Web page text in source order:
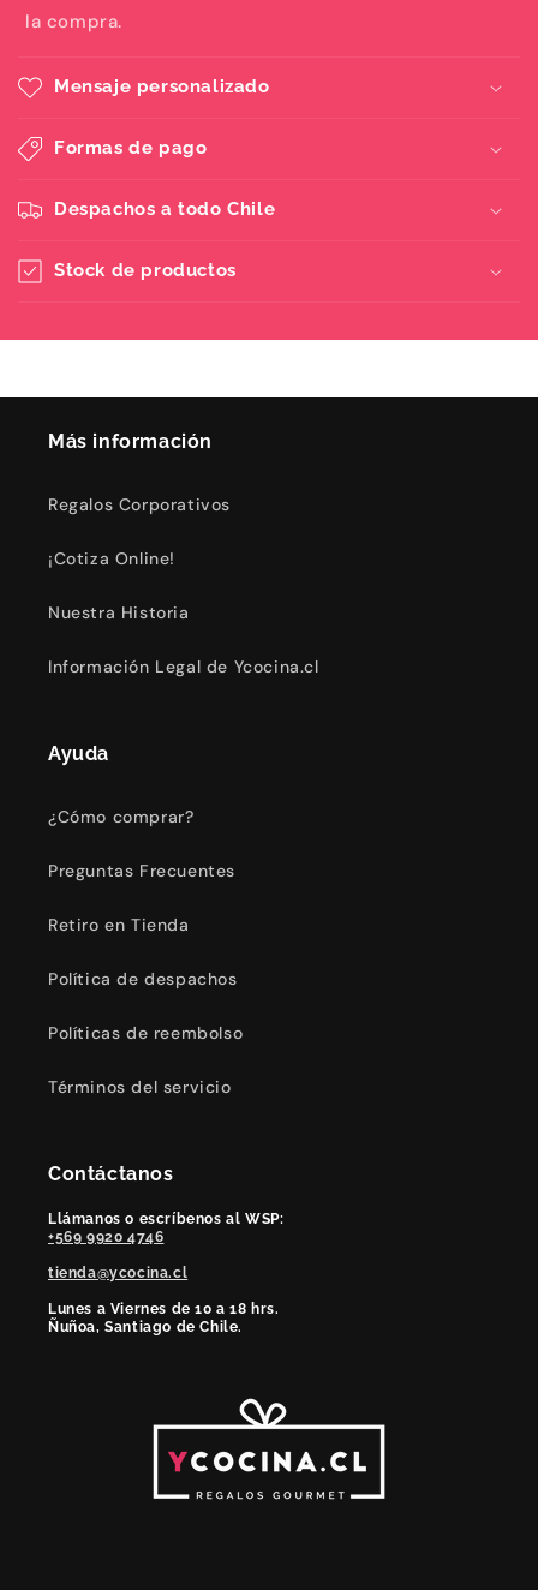
la compra.
Mensaje personalizado
Formas de pago
Despachos a todo Chile
Stock de productos
Más información
Regalos Corporativos
¡Cotiza Online!
Nuestra Historia
Información Legal de Ycocina.cl
Ayuda
¿Cómo comprar?
Preguntas Frecuentes
Retiro en Tienda
Política de despachos
Políticas de reembolso
Términos del servicio
Contáctanos
Llámanos o escríbenos al WSP:
+569 9920 4746
tienda@ycocina.cl
Lunes a Viernes de 10 a 18 hrs.
Ñuñoa, Santiago de Chile.